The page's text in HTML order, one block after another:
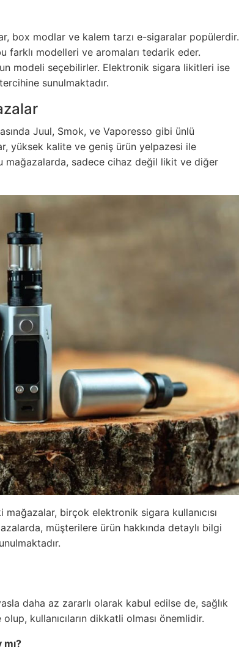
box modlar ve kalem tarzı e-sigaralar popülerdir.
farklı modelleri ve aromaları tedarik eder.
modeli seçebilirler. Elektronik sigara likitleri ise
sunulmaktadır.
Juul, Smok, ve Vaporesso gibi ünlü
yüksek kalite ve geniş ürün yelpazesi ile
mağazalarda, sadece cihaz değil likit ve diğer
birçok elektronik sigara kullanıcısı
müşterilere ürün hakkında detaylı bilgi
daha az zararlı olarak kabul edilse de, sağlık
kullanıcıların dikkatli olması önemlidir.